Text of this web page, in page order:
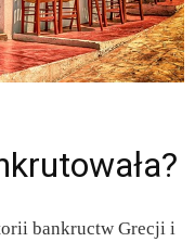
bankructw Grecji i